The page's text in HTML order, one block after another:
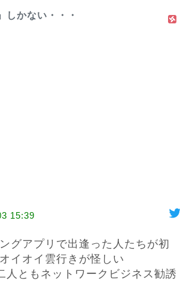
しかない・・・
15:39
グアプリで出逢った人たちが初
イオイ雲行きが怪しい
ともネットワークビジネス勧誘